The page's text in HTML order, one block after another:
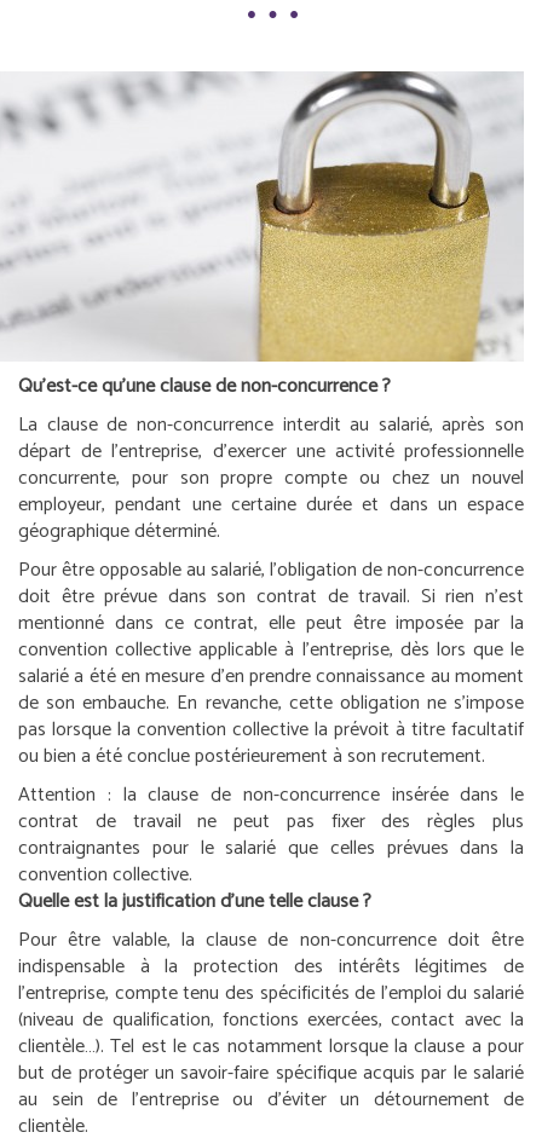
Qu’est-ce qu’une clause de non-concurrence ?
La clause de non-concurrence interdit au salarié, après son
départ de l’entreprise, d’exercer une activité professionnelle
concurrente, pour son propre compte ou chez un nouvel
employeur, pendant une certaine durée et dans un espace
géographique déterminé.
Pour être opposable au salarié, l’obligation de non-concurrence
doit être prévue dans son contrat de travail. Si rien n’est
mentionné dans ce contrat, elle peut être imposée par la
convention collective applicable à l’entreprise, dès lors que le
salarié a été en mesure d’en prendre connaissance au moment
de son embauche. En revanche, cette obligation ne s’impose
pas lorsque la convention collective la prévoit à titre facultatif
ou bien a été conclue postérieurement à son recrutement.
Attention : la clause de non-concurrence insérée dans le
contrat de travail ne peut pas fixer des règles plus
contraignantes pour le salarié que celles prévues dans la
convention collective.
Quelle est la justification d’une telle clause ?
Pour être valable, la clause de non-concurrence doit être
indispensable à la protection des intérêts légitimes de
l’entreprise, compte tenu des spécificités de l’emploi du salarié
(niveau de qualification, fonctions exercées, contact avec la
clientèle…). Tel est le cas notamment lorsque la clause a pour
but de protéger un savoir-faire spécifique acquis par le salarié
au sein de l’entreprise ou d’éviter un détournement de
clientèle.